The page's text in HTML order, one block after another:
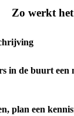
Zo werkt het
in de buurt een
plan een